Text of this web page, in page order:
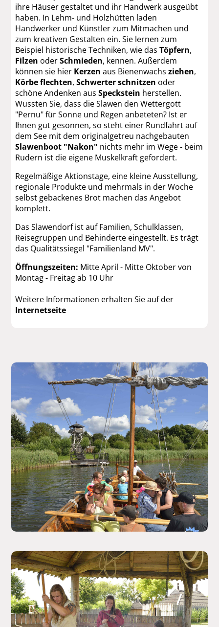
ihre Häuser gestaltet und ihr Handwerk ausgeübt
haben. In Lehm- und Holzhütten laden
Handwerker und Künstler zum Mitmachen und
zum kreativen Gestalten ein. Sie lernen zum
Beispiel historische Techniken, wie das Töpfern,
Filzen oderSchmieden, kennen. Außerdem
können sie hier Kerzen aus Bienenwachs ziehen,
Körbe flechten, Schwerter schnitzen oder
schöne Andenken aus Speckstein herstellen.
Wussten Sie, dass die Slawen den Wettergott
"Pernu" für Sonne und Regen anbeteten? Ist er
Ihnen gut gesonnen, so steht einer Rundfahrt auf
dem See mit dem originalgetreu nachgebauten
Slawenboot "Nakon" nichts mehr im Wege - beim
Rudern ist die eigene Muskelkraft gefordert.
Regelmäßige Aktionstage, eine kleine Ausstellung,
regionale Produkte und mehrmals in der Woche
selbst gebackenes Brot machen das Angebot
komplett.
Das Slawendorf ist auf Familien, Schulklassen,
Reisegruppen und Behinderte eingestellt. Es trägt
das Qualitätssiegel "Familienland MV".
Öffnungszeiten: Mitte April - Mitte Oktober von
Montag - Freitag ab 10 Uhr
Weitere Informationen erhalten Sie auf der
Internetseite